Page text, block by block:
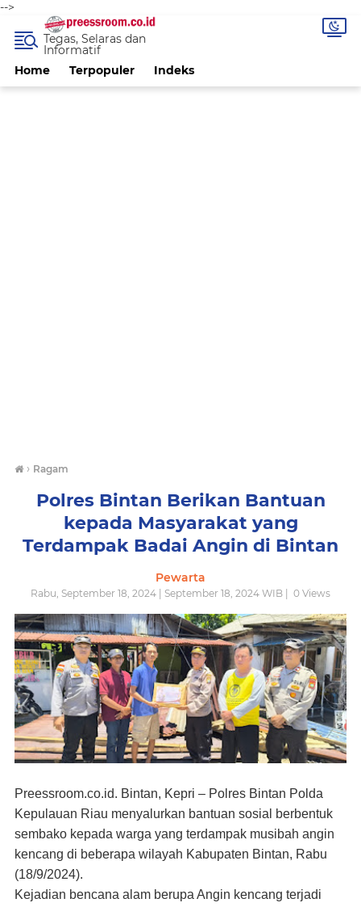
-->
Home Terpopuler Indeks
Tegas, Selaras dan
Informatif
› Ragam
Polres Bintan Berikan Bantuan
kepada Masyarakat yang
Terdampak Badai Angin di Bintan
Pewarta
Rabu, September 18, 2024 | September 18, 2024 WIB | 0 Views
Preessroom.co.id. Bintan, Kepri – Polres Bintan Polda
Kepulauan Riau menyalurkan bantuan sosial berbentuk
sembako kepada warga yang terdampak musibah angin
kencang di beberapa wilayah Kabupaten Bintan, Rabu
(18/9/2024).
Kejadian bencana alam berupa Angin kencang terjadi